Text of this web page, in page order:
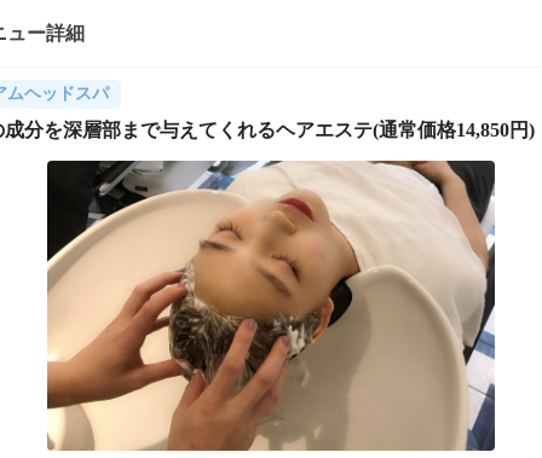
ュー詳細
ムヘッドスパ
分を深層部まで与えてくれるヘアエステ(通常価格14,850円)